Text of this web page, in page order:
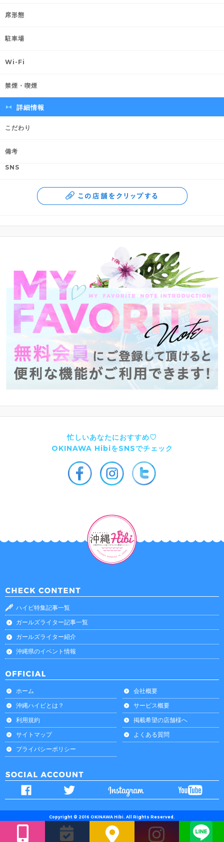
席形態
駐車場
Wi-Fi
禁煙・喫煙
詳細情報
こだわり
備考
SNS
忙しいあなたにおすすめ♡
OKINAWA HibiをSNSでチェック
ハイビ特集記事一覧
ガールズライター記事一覧
ガールズライター紹介
沖縄県のイベント情報
ホーム
会社概要
沖縄ハイビとは？
サービス概要
利用規約
掲載希望の店舗様へ
サイトマップ
よくある質問
プライバシーポリシー
Copyright © 2016 OKINAWA Hibi. All Rights Reserved.